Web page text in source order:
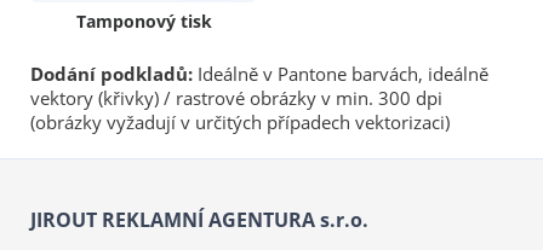
Tamponový tisk
Dodání podkladů: Ideálně v Pantone barvách, ideálně
vektory (křivky) / rastrové obrázky v min. 300 dpi
(obrázky vyžadují v určitých případech vektorizaci)
JIROUT REKLAMNÍ AGENTURA s.r.o.